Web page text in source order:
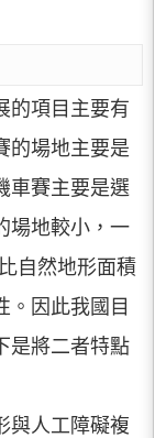
的項目主要有
的場地主要是
車賽主要是選
場地較小，一
自然地形面積
。因此我國目
是將二者特點
與人工障礙複